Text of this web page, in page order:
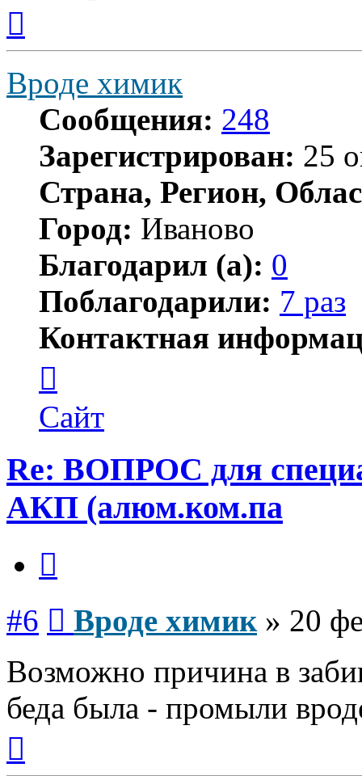
началу
Вроде химик
Сообщения: 248
Зарегистрирован: 25
Страна, Регион,
Город: Иваново
Благодарил (а): 0
Поблагодарили: 7 раз
Контактная
пользователя
Вроде
химик
Сайт
Re: ВОПРОС для
АКП (алюм.ком.па
#6 Вроде химик » 20
Возможно причина в
беда была - промыли
началу